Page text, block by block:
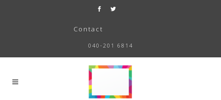
Contact
040-201 6814